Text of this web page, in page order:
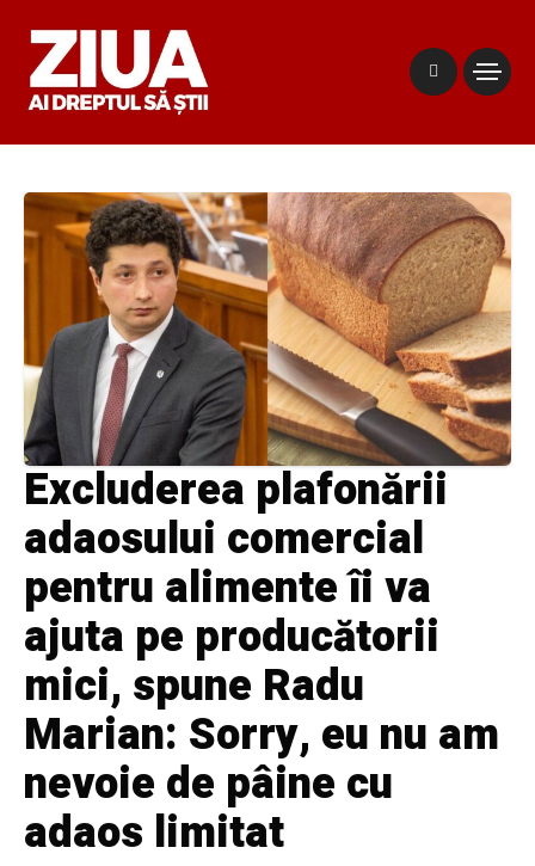
Excluderea plafonării
adaosului comercial
pentru alimente îi va
ajuta pe producătorii
mici, spune Radu
Marian: Sorry, eu nu am
nevoie de pâine cu
adaos limitat